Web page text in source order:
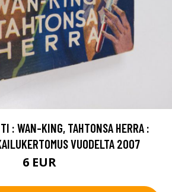
: WAN-KING, TAHTONSA HERRA :
VUODELTA 2007
6 EUR